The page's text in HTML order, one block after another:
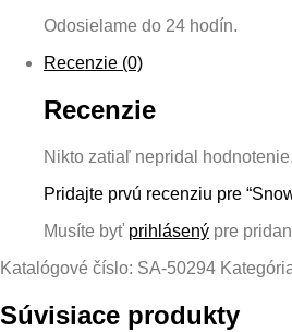
Odosielame do 24 hodín.
Recenzie (0)
Recenzie
Nikto zatiaľ nepridal hodnotenie.
Pridajte prvú recenziu pre
Musíte byť prihlásený pre
Katalógové číslo: SA-50294
Súvisiace produkty